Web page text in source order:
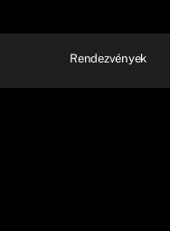
Rendezvények